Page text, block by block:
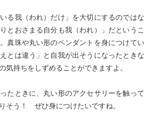
る我（われ）だけ」を大切にするのではな
とおさまる自分も我（われ）」だというこ
真珠や丸い形のペンダントを身につけてい
とは違う」と自我が出そうになったときな
気持ちをしずめることができますよ。
たときに、丸い形のアクセサリーを触って
そう！ ぜひ身につけたいですね。